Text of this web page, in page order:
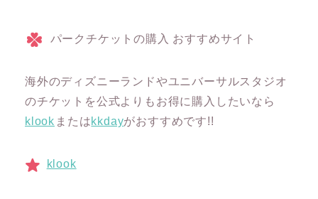
パークチケットの購入 おすすめサイト
海外のディズニーランドやユニバーサルスタジオ
のチケットを公式よりもお得に購入したいなら
klook またはkkdayがおすすめです!!
klook